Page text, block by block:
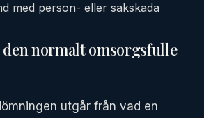
med person- eller sakskada
normalt omsorgsfulle
utgår från vad en